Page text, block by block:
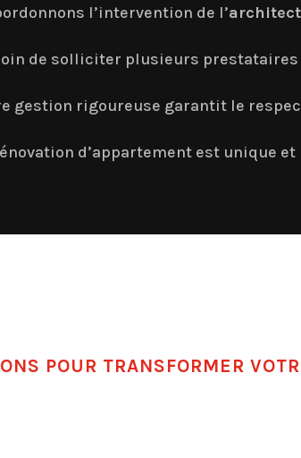
l’intervention de l’
de solliciter plusieurs
gestion rigoureuse garantit le
d’appartement est unique
POUR TRANSFORMER